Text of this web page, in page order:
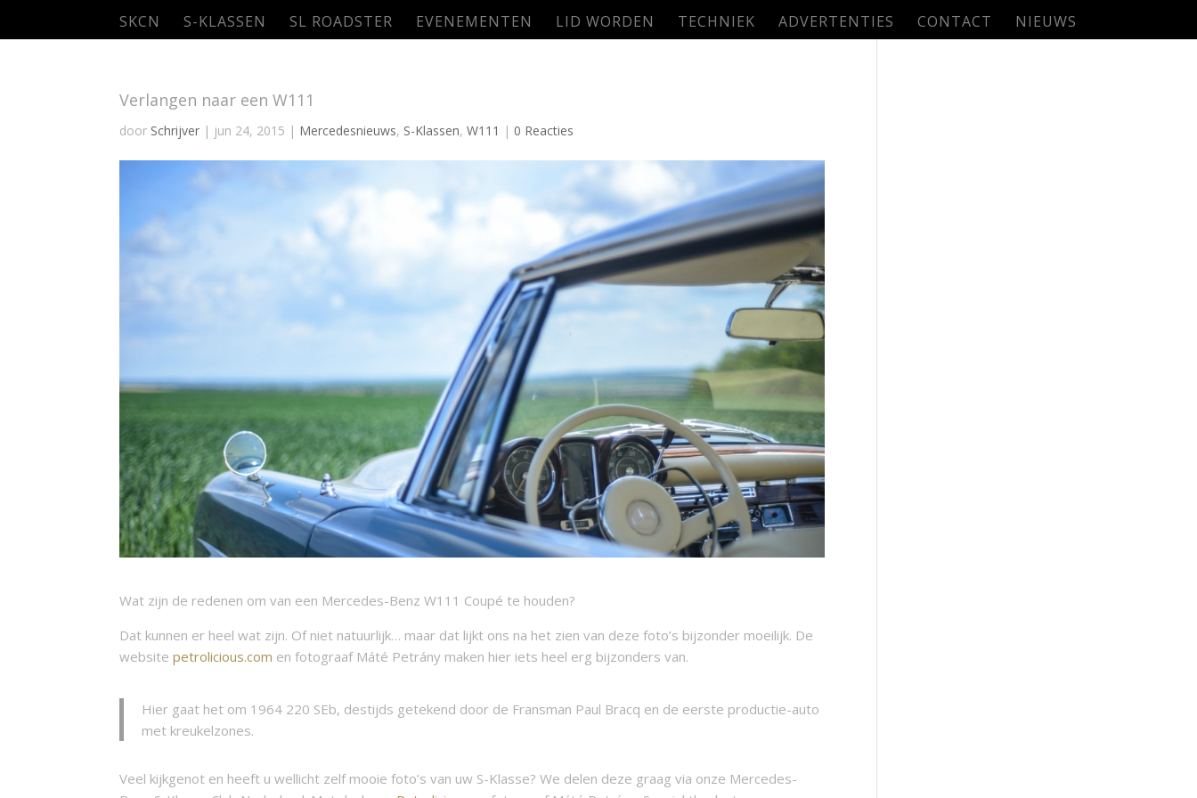
SKCN S-KLASSEN SL ROADSTER EVENEMENTEN LID WORDEN TECHNIEK ADVERTENTIES CONTACT NIEUWS
Verlangen naar een W111
door Schrijver | jun 24, 2015 | Mercedesnieuws, S-Klassen,W111 | 0 Reacties
Wat zijn de redenen om van een Mercedes-Benz W111 Coupé te houden?
Dat kunnen er heel wat zijn. Of niet natuurlijk… maar dat lijkt ons na het zien van deze foto’s bijzonder moeilijk. De
websitepetrolicious.com en fotograaf Máté Petrány maken hier iets heel erg bijzonders van.
Hier gaat het om 1964 220 SEb, destijds getekend door de Fransman Paul Bracq en de eerste productie-auto
met kreukelzones.
Veel kijkgenot en heeft u wellicht zelf mooie foto’s van uw S-Klasse? We delen deze graag via onze Mercedes-